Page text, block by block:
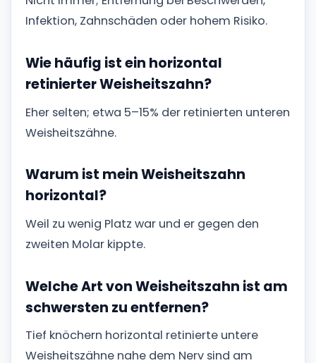
Infektion, Zahnschäden oder hohem Risiko.
Wie häufig ist ein horizontal
retinierter Weisheitszahn?
Eher selten; etwa 5–15% der retinierten unteren
Weisheitszähne.
Warum ist mein Weisheitszahn
horizontal?
Weil zu wenig Platz war und er gegen den
zweiten Molar kippte.
Welche Art von Weisheitszahn ist am
schwersten zu entfernen?
Tief knöchern horizontal retinierte untere
Weisheitszähne nahe dem Nerv sind am